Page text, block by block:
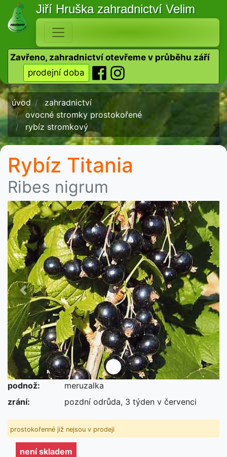
Jiří Hruška zahradnictví Velim
Zavřeno, zahradnictví otevřeme v průběhu září
prodejní doba
úvod
zahradnictví
ovocné stromky prostokořené
rybíz stromkový
Rybíz Titania
Ribes nigrum
Předchozí Další
podnož:
meruzalka
zrání:
pozdní odrůda, 3 týden v červenci
prostokořenné již nejsou v prodeji
není skladem